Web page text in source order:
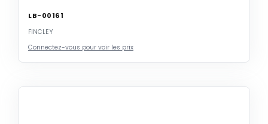
LB-00161
FINCLEY
Connectez-vous pour voir les prix